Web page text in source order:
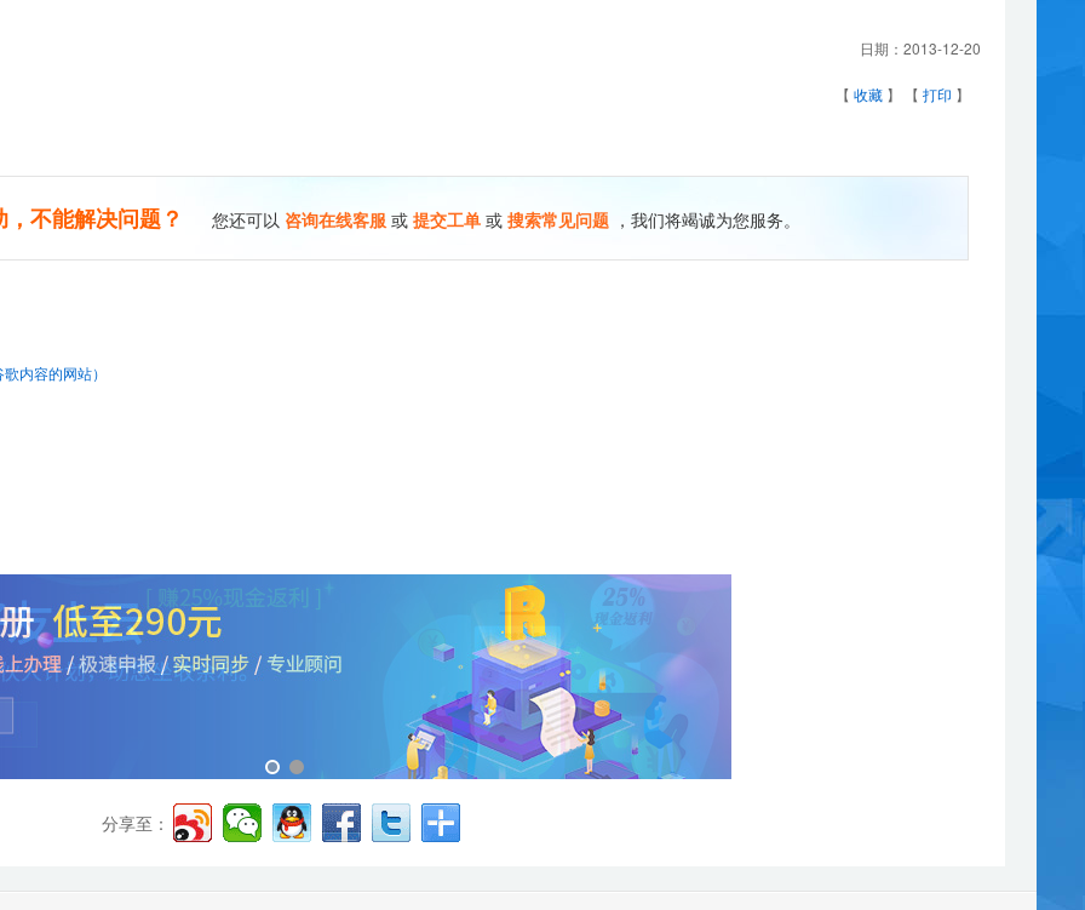
日期： 2013-12-20
【 收藏 】 【 打印 】
不能解决问题？ 您还可以 咨询在线客服 或 提交工单 或 搜索常见问题 ，我们将竭诚为您服务。
内容的网站）
分享至：